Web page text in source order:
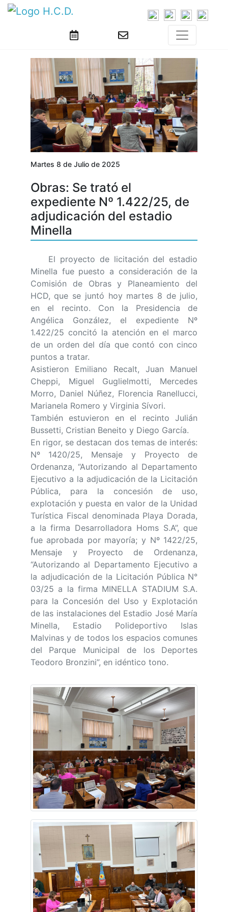
Martes 8 de Julio de 2025
Obras: Se trató el
expediente Nº 1.422/25, de
adjudicación del estadio
Minella
El proyecto de licitación del estadio
Minella fue puesto a consideración de la
Comisión de Obras y Planeamiento del
HCD, que se juntó hoy martes 8 de julio,
en el recinto. Con la Presidencia de
Angélica González, el expediente Nº
1.422/25 concitó la atención en el marco
de un orden del día que contó con cinco
puntos a tratar.
Asistieron Emiliano Recalt, Juan Manuel
Cheppi, Miguel Guglielmotti, Mercedes
Morro, Daniel Núñez, Florencia Ranellucci,
Marianela Romero y Virginia Sívori.
También estuvieron en el recinto Julián
Bussetti, Cristian Beneito y Diego García.
En rigor, se destacan dos temas de interés:
Nº 1420/25, Mensaje y Proyecto de
Ordenanza, “Autorizando al Departamento
Ejecutivo a la adjudicación de la Licitación
Pública, para la concesión de uso,
explotación y puesta en valor de la Unidad
Turística Fiscal denominada Playa Dorada,
a la firma Desarrolladora Homs S.A”, que
fue aprobada por mayoría; y Nº 1422/25,
Mensaje y Proyecto de Ordenanza,
“Autorizando al Departamento Ejecutivo a
la adjudicación de la Licitación Pública N°
03/25 a la firma MINELLA STADIUM S.A.
para la Concesión del Uso y Explotación
de las instalaciones del Estadio José María
Minella, Estadio Polideportivo Islas
Malvinas y de todos los espacios comunes
del Parque Municipal de los Deportes
Teodoro Bronzini”, en idéntico tono.